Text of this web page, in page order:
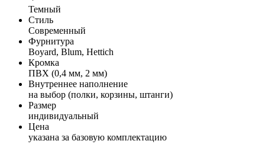
Темный
Стиль
Современный
Фурнитура
Boyard, Blum, Hettich
Кромка
ПВХ (0,4 мм, 2 мм)
Внутреннее наполнение
на выбор (полки, корзины, штанги)
Размер
индивидуальный
Цена
указана за базовую комплектацию